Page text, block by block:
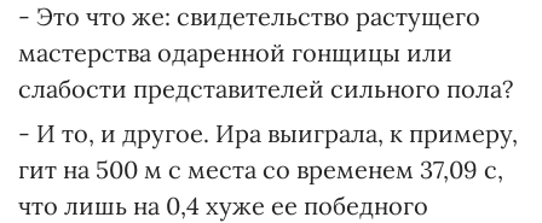
- Это что же: свидетельство растущего
мастерства одаренной гонщицы или
слабости представителей сильного пола?
- И то, и другое. Ира выиграла, к примеру,
гит на 500 м с места со временем 37,09 с,
что лишь на 0,4 хуже ее победного